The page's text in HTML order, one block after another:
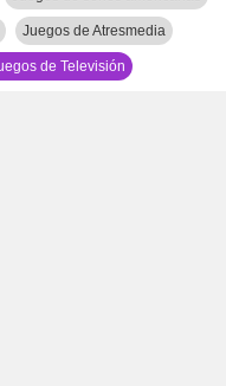
Juegos de Atresmedia
de Televisión